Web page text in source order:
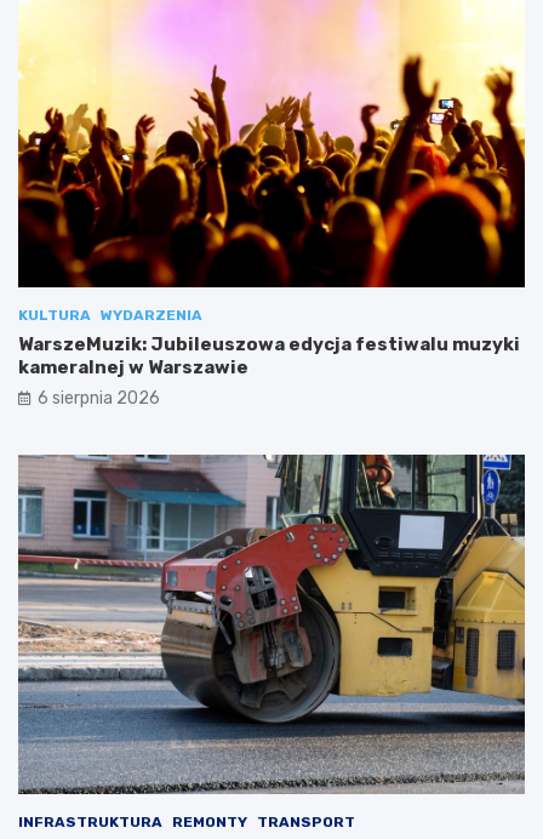
KULTURA WYDARZENIA
WarszeMuzik: Jubileuszowa edycja festiwalu muzyki
kameralnej w Warszawie
6 sierpnia 2026
INFRASTRUKTURA REMONTY TRANSPORT